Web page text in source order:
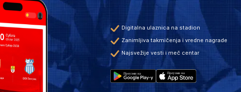
Digitalna ulaznica na stadion
Zanimljiva takmičenja i vredne nagrade
Najsvežije vesti i meč centar